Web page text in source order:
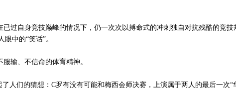
自身竞技巅峰的情况下，仍一次次以搏命式的冲刺独自对抗残酷的竞技
中的“笑话”。
输、不信命的体育精神。
们的猜想：C罗有没有可能和梅西会师决赛，上演属于两人的最后一次“